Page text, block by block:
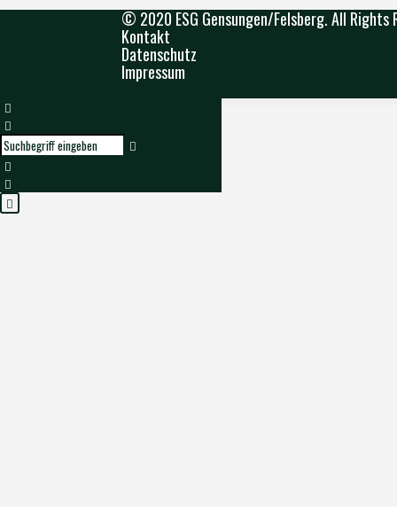
© 2020 ESG Gensungen/Felsberg. All Rights
Kontakt
Datenschutz
Impressum